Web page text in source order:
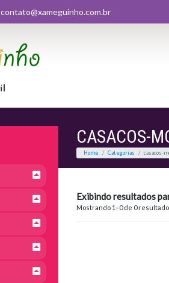
contato@xameguinho.com.br
CASACOS-
Home
Exibindo resultados
Mostrando 1–0 de 0